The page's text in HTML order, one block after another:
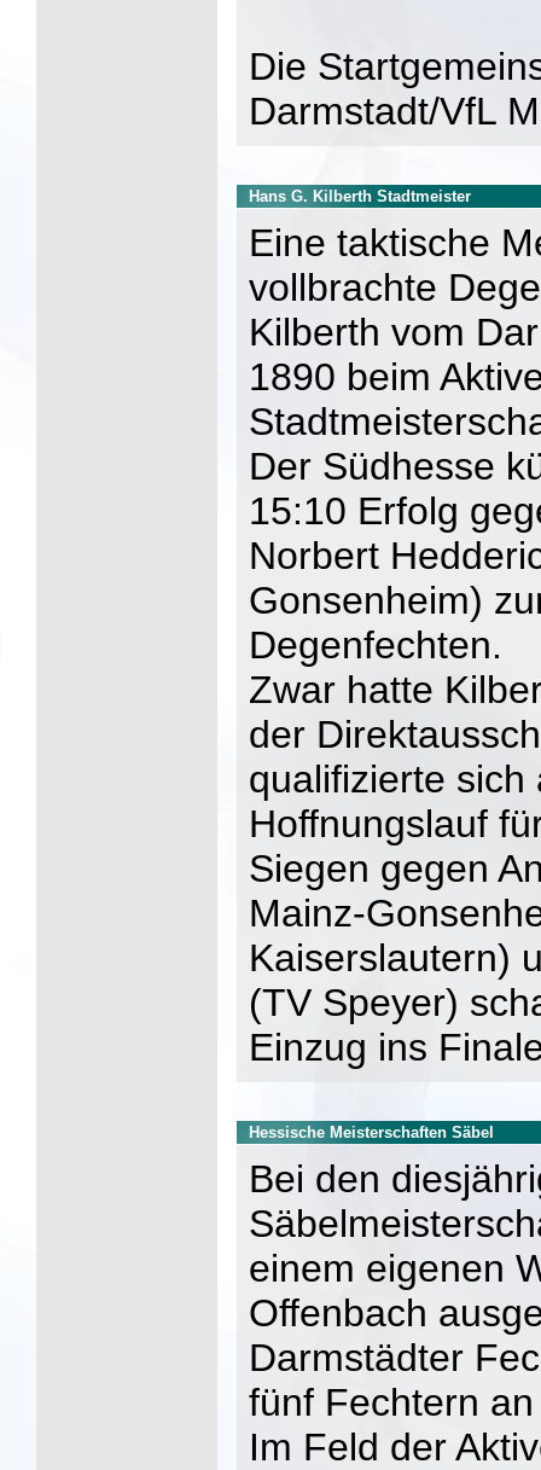
Die
Darmstadt/VfL
Hans G. Kilberth Stadtmeister
Eine taktische
vollbrachte
Kilberth vom
1890 beim
Der Südhesse
15:10 Erfolg
Norbert
Gonsenheim)
Degenfechten.
Zwar hatte
der
qualifizierte sich
Hoffnungslauf
Siegen gegen
Mainz-
Kaiserslautern)
(TV Speyer)
Einzug ins
Hessische Meisterschaften Säbel
Bei den
einem eigenen
Offenbach
Darmstädter
fünf Fechtern
Im Feld der